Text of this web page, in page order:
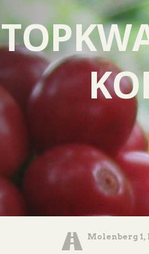
Molenberg 1,